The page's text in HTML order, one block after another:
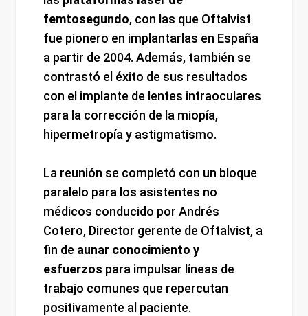
femtosegundo, con las que Oftalvist
fue pionero en implantarlas en España
a partir de 2004. Además, también se
contrastó el éxito de sus resultados
con el implante de lentes intraoculares
para la corrección de la miopía,
hipermetropía y astigmatismo.
La reunión se completó con un bloque
paralelo para los asistentes no
médicos conducido por Andrés
Cotero, Director gerente de Oftalvist, a
fin de aunar conocimiento y
esfuerzos para impulsar líneas de
trabajo comunes que repercutan
positivamente al paciente.